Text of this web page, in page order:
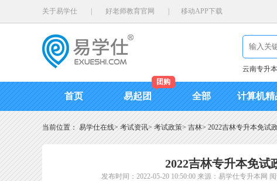
关于易学仕 好老师教育官网 移动APP下载
云南专升本
首页 易起团
团购
全部 计算机精
当前位置： 易学仕在线> 考试资讯> 考试政策> 吉林> 2022吉林专升本免试
2022吉林专升本免试
发布时间：2022-05-20 10:50:00 来源：易学仕专升本网